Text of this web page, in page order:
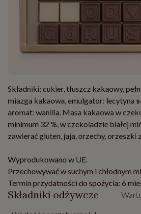
Składniki: cukier, tłuszcz kakaowy,
miazga kakaowa, emulgator: lecytyna
aromat: wanilia. Masa kakaowa w
minimum 32 %, w czekoladzie białej
zawierać gluten, jaja, orzechy, orzeszki
Wyprodukowano w UE.
Przechowywać w suchym i chłodnym
Termin przydatności do spożycia: 6
Składniki odżywcze